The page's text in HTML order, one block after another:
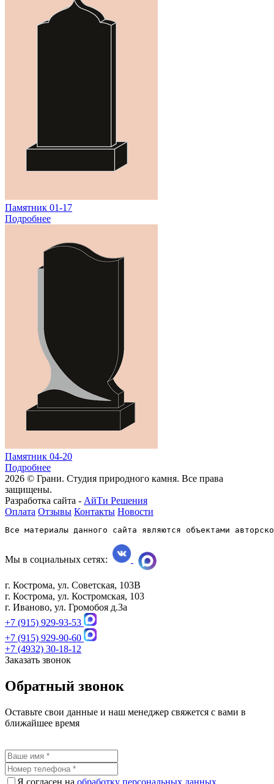
Памятник 01-17
Подробнее
Памятник 04-20
Подробнее
2026 © Грани. Студия природного камня. Все права
защищены.
Разработка сайта - АйТи Решения
Оплата Отзывы Контакты Новости
Все материалы данного сайта являются объектами
Мы в социальных сетях:
г. Кострома, ул. Советская, 103В
г. Кострома, ул. Костромская, 103
г. Иваново, ул. Громобоя д.3а
+7 (915) 929-93-53
+7 (915) 929-90-60
+7 (4932) 30-18-12
Заказать звонок
Обратный звонок
Оставьте свои данные и наш менеджер свяжется с вами в
ближайшее время
Я согласен на обработку персональных данных